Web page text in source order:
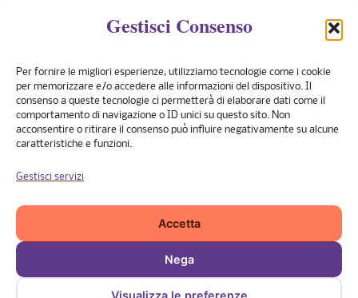
Gestisci Consenso
Per fornire le migliori esperienze, utilizziamo tecnologie come i cookie
per memorizzare e/o accedere alle informazioni del dispositivo. Il
consenso a queste tecnologie ci permetterà di elaborare dati come il
comportamento di navigazione o ID unici su questo sito. Non
acconsentire o ritirare il consenso può influire negativamente su alcune
caratteristiche e funzioni.
Gestisci servizi
Accetta
Nega
Visualizza le preferenze
Banco Posta
PreviMedical
UniSalute